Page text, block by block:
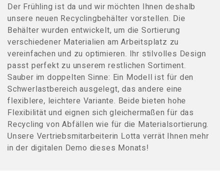
Der Frühling ist da und wir möchten Ihnen deshalb
unsere neuen Recyclingbehälter vorstellen. Die
Behälter wurden entwickelt, um die Sortierung
verschiedener Materialien am Arbeitsplatz zu
vereinfachen und zu optimieren. Ihr stilvolles Design
passt perfekt zu unserem restlichen Sortiment.
Sauber im doppelten Sinne: Ein Modell ist für den
Schwerlastbereich ausgelegt, das andere eine
flexiblere, leichtere Variante. Beide bieten hohe
Flexibilität und eignen sich gleichermaßen für das
Recycling von Abfällen wie für die Materialsortierung.
Unsere Vertriebsmitarbeiterin Lotta verrät Ihnen mehr
in der digitalen Demo dieses Monats!